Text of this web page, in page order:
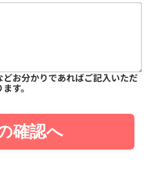
お分かりであればご記入いただ
す。
確認へ